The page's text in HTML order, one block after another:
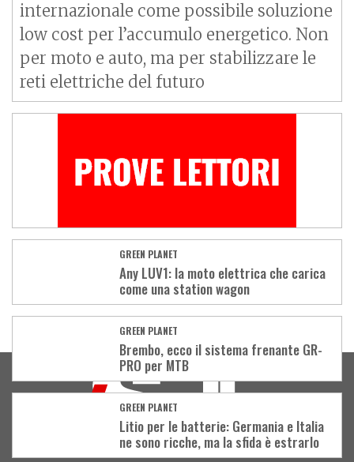
internazionale come possibile soluzione
low cost per l’accumulo energetico. Non
per moto e auto, ma per stabilizzare le
reti elettriche del futuro
GREEN PLANET
Any LUV1: la moto elettrica che carica
come una station wagon
GREEN PLANET
Brembo, ecco il sistema frenante GR-
PRO per MTB
GREEN PLANET
Litio per le batterie: Germania e Italia
ne sono ricche, ma la sfida è estrarlo